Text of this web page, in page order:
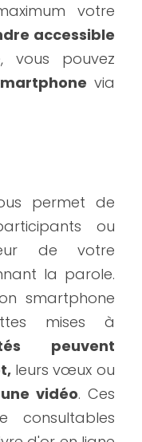
votre
accessible
vous pouvez
via
permet de
ou
de votre
la parole.
smartphone
mises à
peuvent
leurs vœux ou
vidéo. Ces
consultables